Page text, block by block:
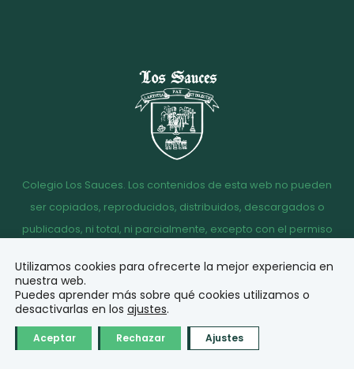
Colegio Los Sauces. Los contenidos de esta web no pueden
ser copiados, reproducidos, distribuidos, descargados o
publicados, ni total, ni parcialmente, excepto con el permiso
Aviso
legal
Política de
Privacidad
Política de
Cookies
Acceso
Utilizamos cookies para ofrecerte la mejor experiencia en
nuestra web.
Puedes aprender más sobre qué cookies utilizamos o
desactivarlas en los ajustes.
Aceptar Rechazar Ajustes